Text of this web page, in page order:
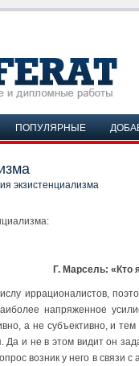
ПОПУЛЯРНЫЕ
экзистенциализма
Г. Марсель: «Кто
иррационалистов,
напряженное
а не субъективно, и
и не в этом видит он
возник у него в связи